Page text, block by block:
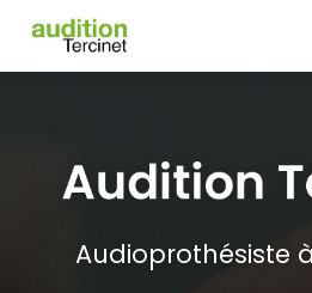
contenu
principal
Audioprothésiste